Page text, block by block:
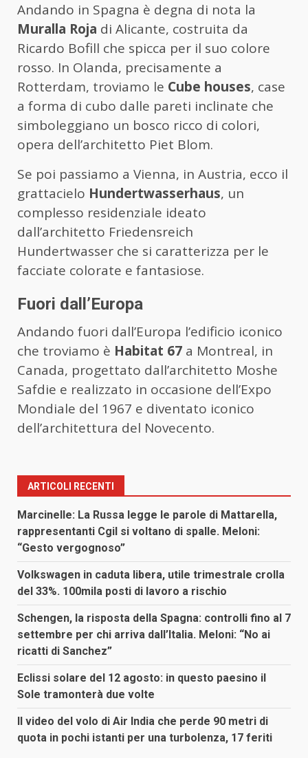
Andando in Spagna è degna di nota la
Muralla Roja di Alicante, costruita da
Ricardo Bofill che spicca per il suo colore
rosso. In Olanda, precisamente a
Rotterdam, troviamo le Cube houses, case
a forma di cubo dalle pareti inclinate che
simboleggiano un bosco ricco di colori,
opera dell’architetto Piet Blom.
Se poi passiamo a Vienna, in Austria, ecco il
grattacielo Hundertwasserhaus, un
complesso residenziale ideato
dall’architetto Friedensreich
Hundertwasser che si caratterizza per le
facciate colorate e fantasiose.
Fuori dall’Europa
Andando fuori dall’Europa l’edificio iconico
che troviamo è Habitat 67 a Montreal, in
Canada, progettato dall’architetto Moshe
Safdie e realizzato in occasione dell’Expo
Mondiale del 1967 e diventato iconico
dell’architettura del Novecento.
ARTICOLI RECENTI
Marcinelle: La Russa legge le parole di Mattarella,
rappresentanti Cgil si voltano di spalle. Meloni:
“Gesto vergognoso”
Volkswagen in caduta libera, utile trimestrale crolla
del 33%. 100mila posti di lavoro a rischio
Schengen, la risposta della Spagna: controlli fino al 7
settembre per chi arriva dall’Italia. Meloni: “No ai
ricatti di Sanchez”
Eclissi solare del 12 agosto: in questo paesino il
Sole tramonterà due volte
Il video del volo di Air India che perde 90 metri di
quota in pochi istanti per una turbolenza, 17 feriti